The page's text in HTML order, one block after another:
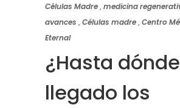
Células Madre,medicina
avances ,Células madre,Centro
Eternal
¿Hasta
llegado los